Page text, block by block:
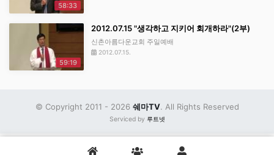
58:33
59:19
2012.07.15 "생각하고 지키어 회개하라"(2부)
신촌아름다운교회 주일예배
2012.07.15.
© Copyright 2011 - 2026 쉐마TV. All Rights Reserved
Serviced by 루트넷